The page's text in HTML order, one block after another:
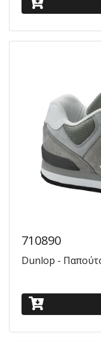
710890
Dunlop -